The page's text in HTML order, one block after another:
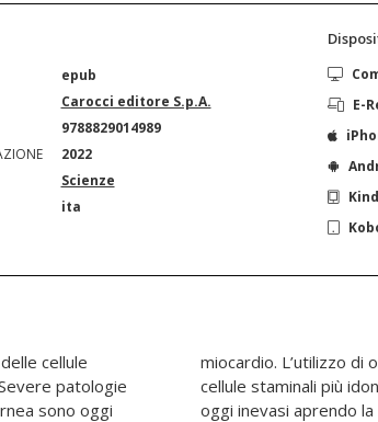
epub
Carocci editore S.p.A.
9788829014989
2022
Scienze
ita
E-
cellule
patologie
sono oggi
trovare le
terapeutici a
sempre